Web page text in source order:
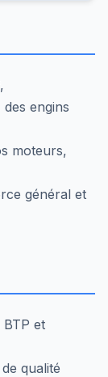
engins
moteurs,
général et
et
qualité